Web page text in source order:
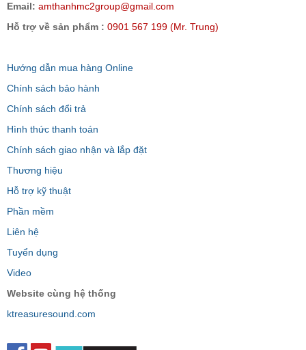
Email: amthanhmc2group@gmail.com
Hỗ trợ về sản phẩm : 0901 567 199 (Mr. Trung)
Hướng dẫn mua hàng Online
Chính sách bảo hành
Chính sách đổi trả
Hình thức thanh toán
Chính sách giao nhận và lắp đặt
Thương hiệu
Hỗ trợ kỹ thuật
Phần mềm
Liên hệ
Tuyển dụng
Video
Website cùng hệ thống
ktreasuresound.com